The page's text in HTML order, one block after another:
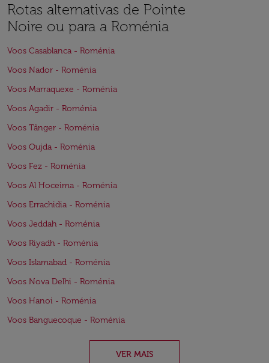
Rotas alternativas de Pointe
Noire ou para a Roménia
Voos Casablanca - Roménia
Voos Nador - Roménia
Voos Marraquexe - Roménia
Voos Agadir - Roménia
Voos Tânger - Roménia
Voos Oujda - Roménia
Voos Fez - Roménia
Voos Al Hoceima - Roménia
Voos Errachidia - Roménia
Voos Jeddah - Roménia
Voos Riyadh - Roménia
Voos Islamabad - Roménia
Voos Nova Delhi - Roménia
Voos Hanoi - Roménia
Voos Banguecoque - Roménia
VER MAIS